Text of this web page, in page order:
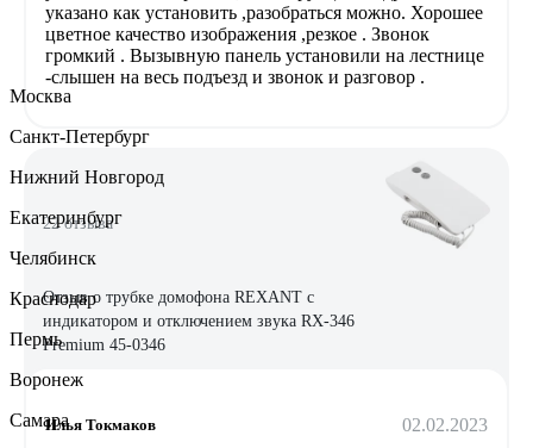
указано как установить ,разобраться можно. Хорошее
цветное качество изображения ,резкое . Звонок
громкий . Вызывную панель установили на лестнице
-слышен на весь подъезд и звонок и разговор .
22 отзыва
Отзыв о трубке домофона REXANT с
индикатором и отключением звука RX-346
Premium 45-0346
Илья Токмаков 02.02.2023
Москва
Санкт-Петербург
Нижний Новгород
Екатеринбург
Челябинск
Краснодар
Пермь
Воронеж
Самара